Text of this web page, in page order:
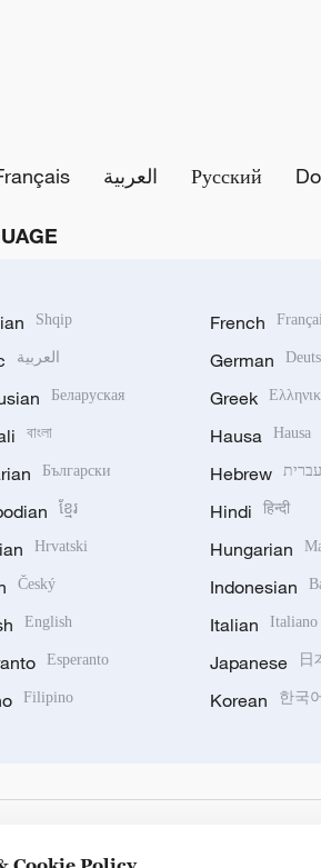
العربية Русский
Shqip
العربية
Беларуская
বাংলা
Български
ខ្មែរ
Hrvatski
Český
English
Esperanto
Filipino
French
German
Greek
Hausa Hausa
Hebrew עברית
Hindi हिन्दी
Hungarian
Indonesian
Italian Italiano
Japanese 日
Korean 한국어